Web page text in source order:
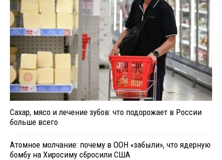
Сахар, мясо и лечение зубов: что подорожает в России
больше всего
Атомное молчание: почему в ООН «забыли», что ядерную
бомбу на Хиросиму сбросили США